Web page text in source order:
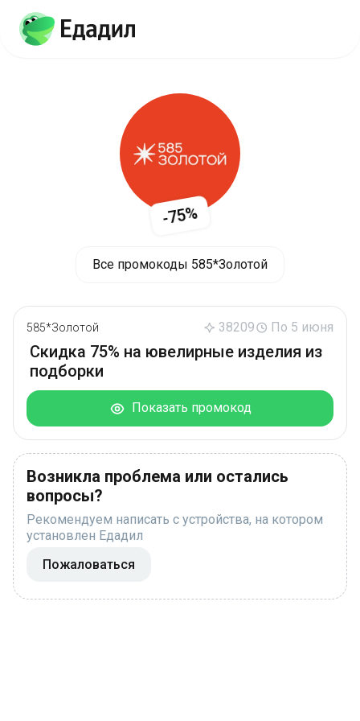
-75%
Все промокоды 585*Золотой
585*Золотой 38209 По 5 июня
Скидка 75% на ювелирные изделия из
подборки
Показать промокод
Возникла проблема или остались
вопросы?
Рекомендуем написать с устройства, на котором
установлен Едадил
Пожаловаться